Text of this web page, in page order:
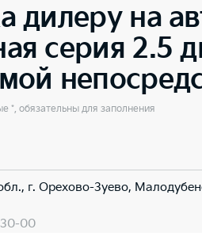
дилеру на
серия 2.5
*, обязательны для заполнения
г. Орехово-Зуево,
00